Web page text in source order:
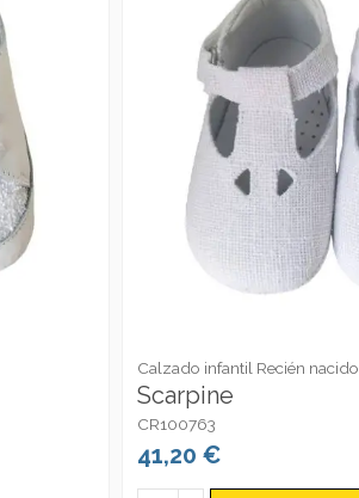
Calzado infantil Recién nacido
Scarpine
CR100763
41,20 €